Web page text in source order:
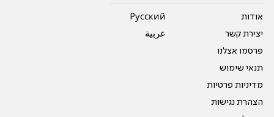
אודות
יצירת קשר
פרסמו אצלנו
תנאי שימוש
מדיניות פרטיות
הצהרת נגישות
Pусский
عربية